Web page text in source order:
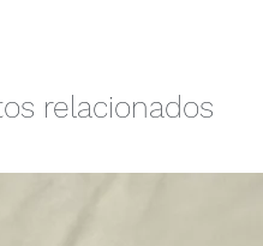
relacionados